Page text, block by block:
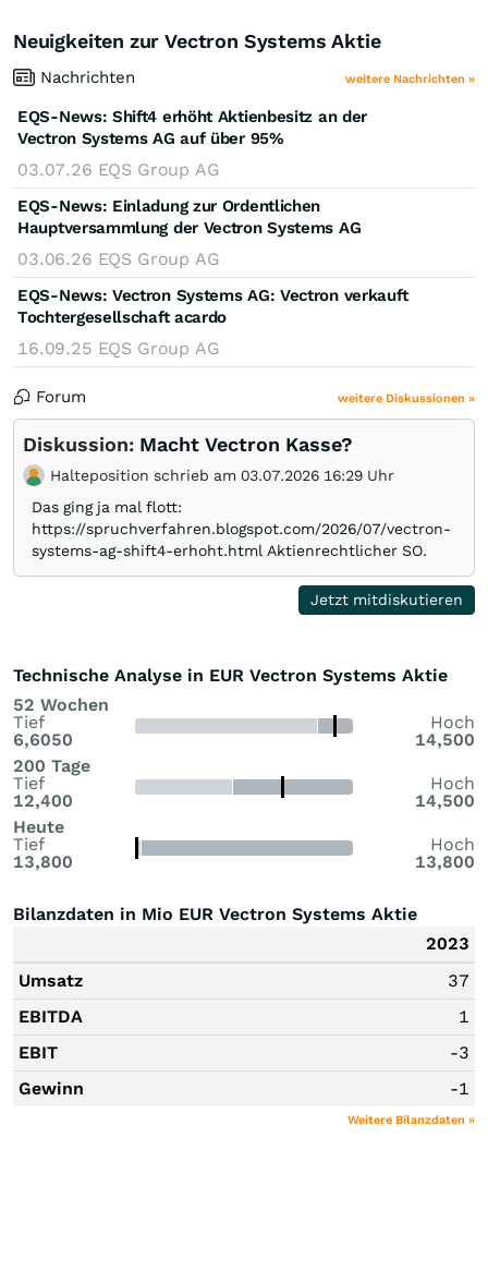
Neuigkeiten zur Vectron Systems Aktie
Nachrichten weitere Nachrichten »
EQS-News: Shift4 erhöht Aktienbesitz an der
Vectron Systems AG auf über 95%
03.07.26 EQS Group AG
EQS-News: Einladung zur Ordentlichen
Hauptversammlung der Vectron Systems AG
03.06.26 EQS Group AG
EQS-News: Vectron Systems AG: Vectron verkauft
Tochtergesellschaft acardo
16.09.25 EQS Group AG
Forum weitere Diskussionen »
Diskussion: Macht Vectron Kasse?
Halteposition schrieb am 03.07.2026 16:29 Uhr
Das ging ja mal flott:
https://spruchverfahren.blogspot.com/2026/07/vectron-
systems-ag-shift4-erhoht.html Aktienrechtlicher SO.
Jetzt mitdiskutieren
Technische Analyse in EUR Vectron Systems Aktie
52 Wochen
Tief
6,6050
Hoch
14,500
200 Tage
Tief
12,400
Hoch
14,500
Heute
Tief
13,800
Hoch
13,800
Bilanzdaten in Mio EUR Vectron Systems Aktie
2023
Umsatz
37
EBITDA
1
EBIT
-3
Gewinn
-1
Weitere Bilanzdaten »